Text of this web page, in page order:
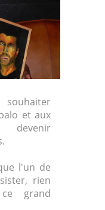
et aux
l'un de
rien
grand